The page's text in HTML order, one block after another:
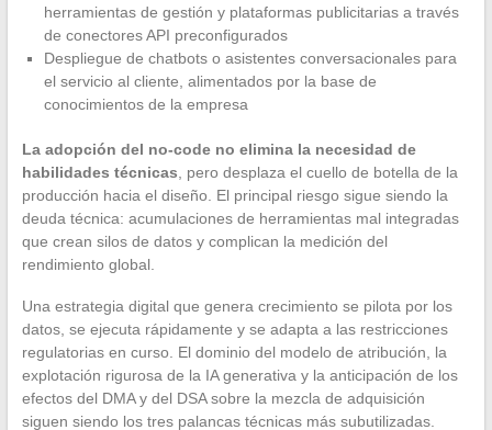
herramientas de gestión y plataformas publicitarias a través
de conectores API preconfigurados
Despliegue de chatbots o asistentes conversacionales para
el servicio al cliente, alimentados por la base de
conocimientos de la empresa
La adopción del no-code no elimina la necesidad de
habilidades técnicas, pero desplaza el cuello de botella de la
producción hacia el diseño. El principal riesgo sigue siendo la
deuda técnica: acumulaciones de herramientas mal integradas
que crean silos de datos y complican la medición del
rendimiento global.
Una estrategia digital que genera crecimiento se pilota por los
datos, se ejecuta rápidamente y se adapta a las restricciones
regulatorias en curso. El dominio del modelo de atribución, la
explotación rigurosa de la IA generativa y la anticipación de los
efectos del DMA y del DSA sobre la mezcla de adquisición
siguen siendo los tres palancas técnicas más subutilizadas.